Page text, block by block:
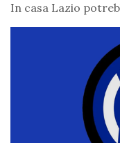
In casa Lazio